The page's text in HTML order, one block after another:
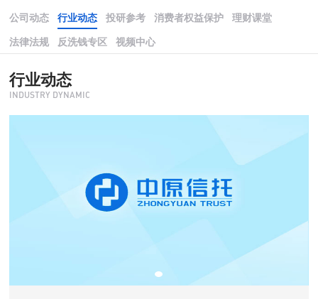
公司动态
行业动态 投研参考 消费者权益保护
理财课堂
法律法规
反洗钱专区 视频中心
行业动态
INDUSTRY DYNAMIC